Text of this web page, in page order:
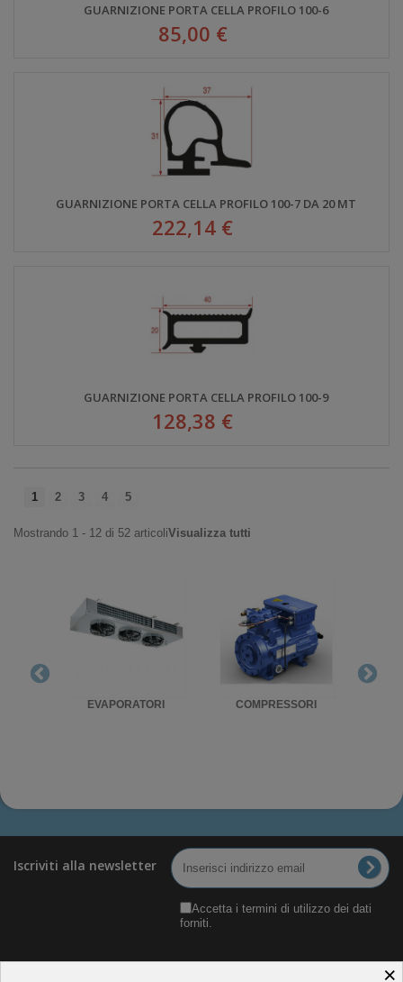
GUARNIZIONE PORTA CELLA PROFILO 100-6
85,00 €
GUARNIZIONE PORTA CELLA PROFILO 100-7 DA 20 MT
222,14 €
GUARNIZIONE PORTA CELLA PROFILO 100-9
128,38 €
1 2 3 4 5
Mostrando 1 - 12 di 52 articoliVisualizza tutti
EVAPORATORI COMPRESSORI
Iscriviti alla newsletter
Accetta i termini di utilizzo dei dati
forniti.
×